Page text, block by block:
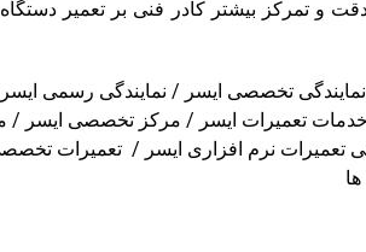
و تمرکز بیشتر کادر فنی بر تعمیر
تخصصی ایسر / نمایندگی رسمی
تعمیرات ایسر / مرکز تخصصی ایسر /
نرم افزاری ایسر / تعمیرات